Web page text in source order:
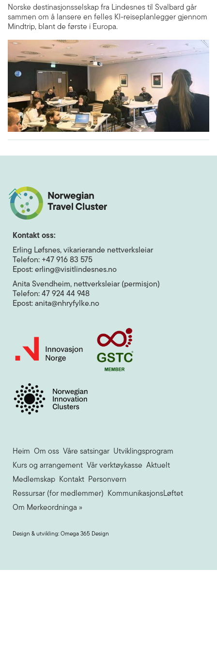
Norske destinasjonsselskap fra Lindesnes til Svalbard går
sammen om å lansere en felles KI-reiseplanlegger gjennom
Mindtrip, blant de første i Europa.
Kontakt oss:
Erling Løfsnes, vikarierande nettverksleiar
Telefon: +47 916 83 575
Epost: erling@visitlindesnes.no
Anita Svendheim, nettverksleiar (permisjon)
Telefon: 47 924 44 948
Epost: anita@nhryfylke.no
Heim Om oss Våre satsingar Utviklingsprogram
Kurs og arrangement Vår verktøykasse Aktuelt
Medlemskap
Kontakt
Personvern
Ressursar (for medlemmer)
KommunikasjonsLøftet
Om Merkeordninga »
Design & utvikling: Omega 365 Design